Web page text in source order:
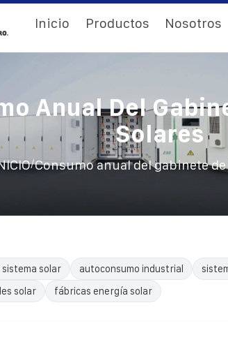
Inicio Productos Nosotros
Anual Del
Solares
/Consumo anual del gabinete
sistema solar autoconsumo industrial
solar
fábricas energía solar